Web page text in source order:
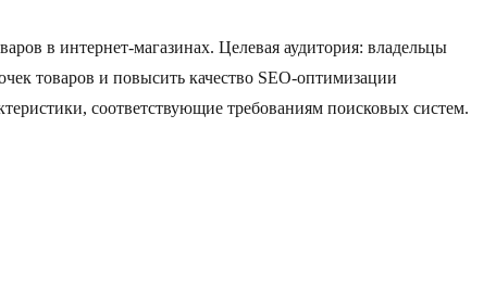
в интернет-магазинах. Целевая аудитория: владельцы
товаров и повысить качество SEO-оптимизации
соответствующие требованиям поисковых систем.